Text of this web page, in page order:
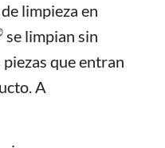
limpieza en
se limpian sin
que entran
A